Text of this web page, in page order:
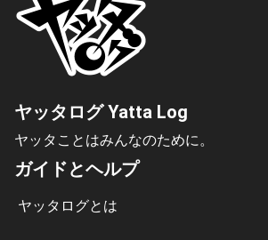
ヤッタログ Yatta Log
ヤッタことはみんなのために。
ガイドとヘルプ
ヤッタログとは